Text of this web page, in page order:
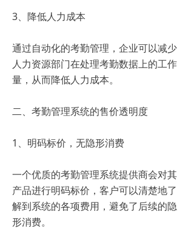
3、降低人力成本
通过自动化的考勤管理，企业可以减少
人力资源部门在处理考勤数据上的工作
量，从而降低人力成本。
二、考勤管理系统的售价透明度
1、明码标价，无隐形消费
一个优质的考勤管理系统提供商会对其
产品进行明码标价，客户可以清楚地了
解到系统的各项费用，避免了后续的隐
形消费。